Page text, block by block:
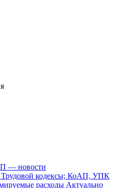
— новости
кодексы; КоАП, УПК
расходы Актуально